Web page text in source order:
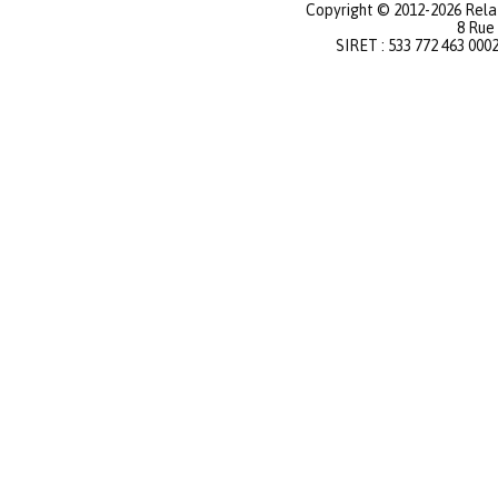
Copyright © 2012-2026
8
SIRET : 533 772 463